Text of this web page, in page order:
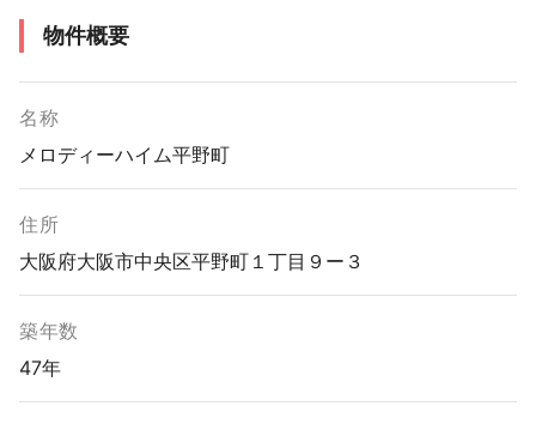
物件概要
名称
メロディーハイム平野町
住所
大阪府大阪市中央区平野町１丁目９ー３
築年数
47年